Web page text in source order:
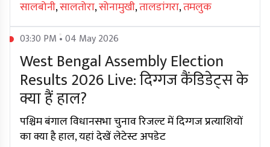
सालबोनी,सालतोरा,सोनामुखी,तालडांगरा,तमलुक
03:30 PM • 04 May 2026
West Bengal Assembly Election
Results 2026 Live: दिग्गज कैंडिडेट्स के
क्या हैं हाल?
पश्चिम बंगाल विधानसभा चुनाव रिजल्ट में दिग्गज प्रत्याशियों
का क्या है हाल, यहां देखें लेटेस्ट अपडेट